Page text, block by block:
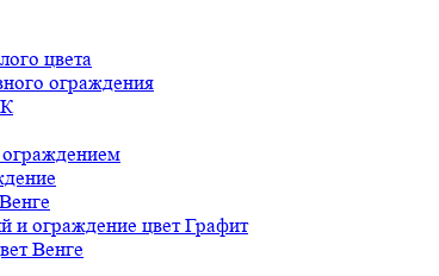
цвета
ограждения
ограждением
и ограждение цвет Графит
Венге